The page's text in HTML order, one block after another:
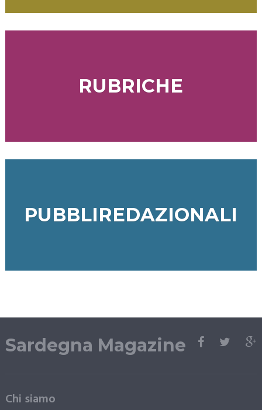
RUBRICHE
PUBBLIREDAZIONALI
Sardegna Magazine
Chi siamo